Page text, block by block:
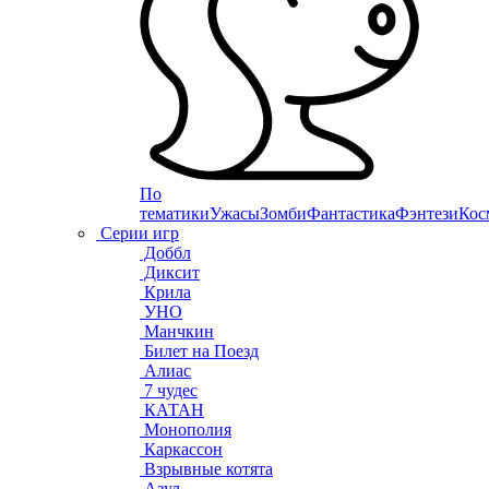
По
тематикиУжасыЗомбиФантастикаФэнтези
Серии игр
Доббл
Диксит
Крила
УНО
Манчкин
Билет на Поезд
Алиас
7 чудес
КАТАН
Монополия
Каркассон
Взрывные котята